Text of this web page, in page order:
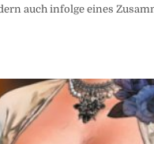
auch infolge eines